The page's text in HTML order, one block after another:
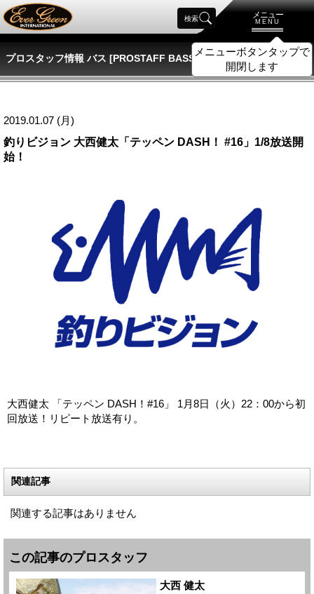
メニュー
MENU
メニューボタンタップで
開閉します
検索
プロスタッフ情報 バス [PROSTAFF BASS]
2019.01.07 (月)
釣りビジョン 大西健太「テッペン DASH！ #16」1/8放送開
始！
大西健太 「テッペン DASH！#16」 1月8日（火）22：00から初
回放送！リピート放送有り。
関連記事
関連する記事はありません
この記事のプロスタッフ
大西 健太